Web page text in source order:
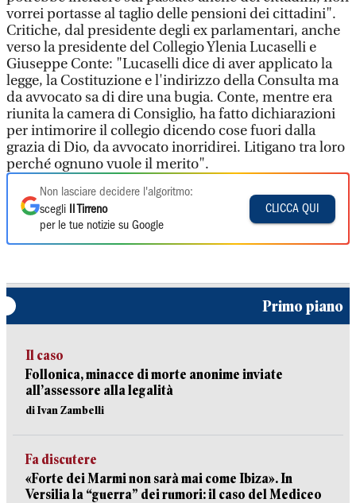
vorrei portasse al taglio delle pensioni dei cittadini".
Critiche, dal presidente degli ex parlamentari, anche
verso la presidente del Collegio Ylenia Lucaselli e
Giuseppe Conte: "Lucaselli dice di aver applicato la
legge, la Costituzione e l'indirizzo della Consulta ma
da avvocato sa di dire una bugia. Conte, mentre era
riunita la camera di Consiglio, ha fatto dichiarazioni
per intimorire il collegio dicendo cose fuori dalla
grazia di Dio, da avvocato inorridirei. Litigano tra loro
perché ognuno vuole il merito".
Non lasciare decidere l'algoritmo:
scegli
Il Tirreno
per le tue notizie su Google
CLICCA QUI
Primo piano
Il caso
Follonica, minacce di morte anonime inviate
all’assessore alla legalità
di Ivan Zambelli
Fa discutere
«Forte dei Marmi non sarà mai come Ibiza». In
Versilia la “guerra” dei rumori: il caso del Mediceo